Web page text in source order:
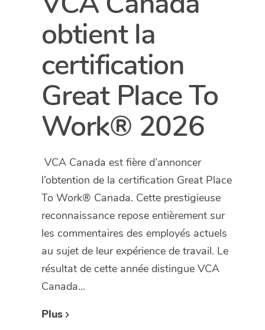
obtient la
certification
Great Place To
Work® 2026
VCA Canada est fière d’annoncer
l’obtention de la certification Great Place
To Work® Canada. Cette prestigieuse
reconnaissance repose entièrement sur
les commentaires des employés actuels
au sujet de leur expérience de travail. Le
résultat de cette année distingue VCA
Canada...
Plus